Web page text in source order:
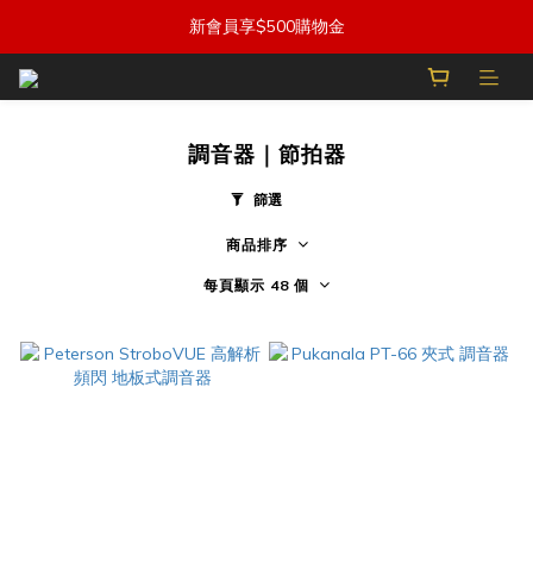
新會員享$500購物金
調音器｜節拍器
篩選
商品排序
每頁顯示 48 個